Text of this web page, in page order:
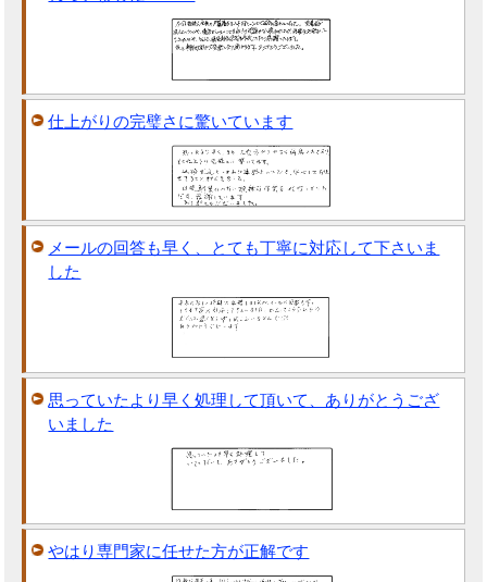
仕上がりの完璧さに驚いています
メールの回答も早く、とても丁寧に対応して下さいま
した
思っていたより早く処理して頂いて、ありがとうござ
いました
やはり専門家に任せた方が正解です